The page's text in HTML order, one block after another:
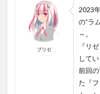
（クレ
ーンゲ
ームで
取る際
の参
考）
プリゼ
2023
の”ラ
～。
『リ
して
前回の
た『